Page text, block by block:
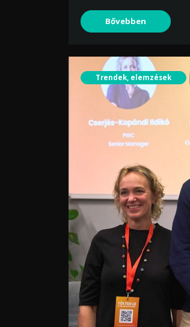
Bővebben
Trendek, elemzések